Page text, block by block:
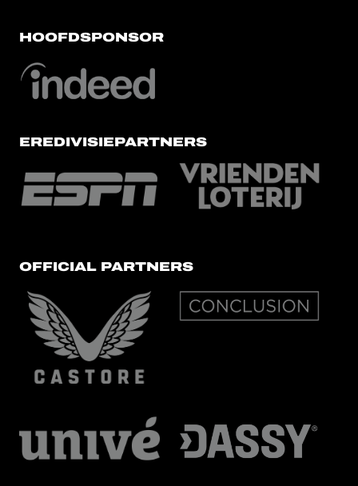
HOOFDSPONSOR
EREDIVISIEPARTNERS
OFFICIAL PARTNERS